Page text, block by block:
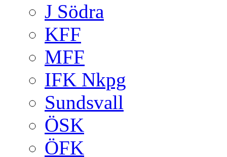
J Södra
KFF
MFF
IFK Nkpg
Sundsvall
ÖSK
ÖFK